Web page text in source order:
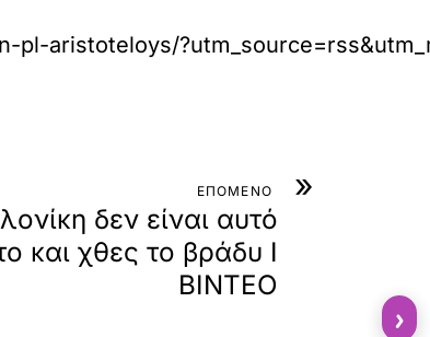
aristoteloys/
»
ΕΠΟΜΕΝΟ
δεν είναι αυτό
και χθες το βράδυ Ι
ΒΙΝΤΕΟ
›